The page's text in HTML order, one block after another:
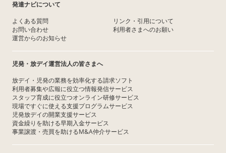
発達ナビについて
よくある質問
お問い合わせ
運営からのお知らせ
リンク・引用について
利用者さまへのお願い
児発・放デイ運営法人の皆さまへ
放デイ・児発の業務を効率化する請求ソフト
利用者募集や広報に役立つ情報発信サービス
スタッフ育成に役立つオンライン研修サービス
現場ですぐに使える支援プログラムサービス
児発放デイの開業支援サービス
資金繰りを助ける早期入金サービス
事業譲渡・売買を助けるM&A仲介サービス